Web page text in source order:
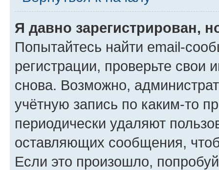
Я давно зарегистрирован,
Попытайтесь найти email-
регистрации, проверьте свои
снова. Возможно,
учётную запись по каким-то
периодически удаляют
оставляющих сообщения,
Если это произошло,